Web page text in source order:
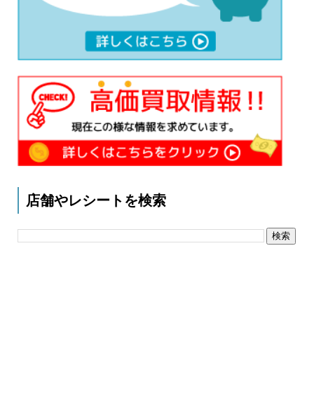
店舗やレシートを検索